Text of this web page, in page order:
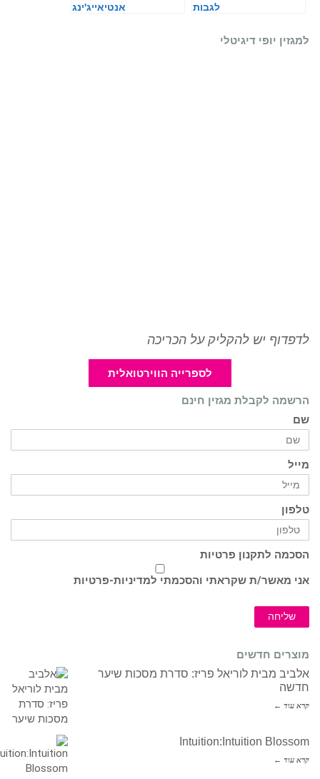
לגבות
אנטיאייג'ינג
למגזין יופי דיגיטלי
לדפדוף יש להקליק על הכריכה
לספרייה הווירטואלית
הרשמה לקבלת מגזין חינם
שם
מייל
טלפון
הסכמה לתקנון פרטיות
אני מאשר/ת שקראתי והסכמתי למדיניות-פרטיות
שליחה
מוצרים חדשים
אלביב מבית לוריאל פריז: סדרת מסכות שיער
חדשה
קרא עוד ←
Intuition:Intuition Blossom
קרא עוד ←